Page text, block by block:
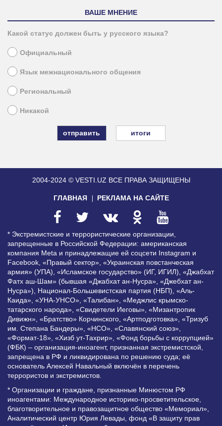
ВАШЕ МНЕНИЕ
Какой статус должен быть у русского языка?
Официальный
Язык межнационального общения
Региональный
Никакой
итоги
2004-2024 © VESTI.UZ ВСЕ ПРАВА ЗАЩИЩЕНЫ
ГЛАВНАЯ РЕКЛАМА НА САЙТЕ
* Экстремистские и террористические организации,
запрещенные в Российской Федерации: американская
компания Meta и принадлежащие ей соцсети Instagram и
Facebook, «Правый сектор», «Украинская повстанческая
армия» (УПА), «Исламское государство» (ИГ, ИГИЛ), «Джабхат
Фатх аш-Шам» (бывшая «Джабхат ан-Нусра», «Джебхат ан-
Нусра»), Национал-Большевистская партия (НБП), «Аль-
Каида», «УНА-УНСО», «Талибан», «Меджлис крымско-
татарского народа», «Свидетели Иеговы», «Мизантропик
Дивижн», «Братство» Корчинского, «Артподготовка», «Тризуб
им. Степана Бандеры», «НСО», «Славянский союз»,
«Формат-18», «Хизб ут-Тахрир», «Фонд борьбы с коррупцией»
(ФБК) – организация-иноагент, признанная экстремистской,
запрещена в РФ и ликвидирована по решению суда; её
основатель Алексей Навальный включён в перечень
террористов и экстремистов.
* Организации и граждане, признанные Минюстом РФ
иноагентами: Международное историко-просветительское,
благотворительное и правозащитное общество «Мемориал»,
Аналитический центр Юрия Левады, фонд «В защиту прав